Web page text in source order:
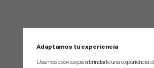
Adaptamos tu experiencia
Usamos cookies para brindarle una experiencia